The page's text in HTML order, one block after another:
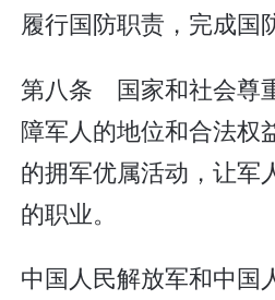
履行国防职责，完成国
第八条 国家和社会尊
障军人的地位和合法权
的拥军优属活动，让军
的职业。
中国人民解放军和中国